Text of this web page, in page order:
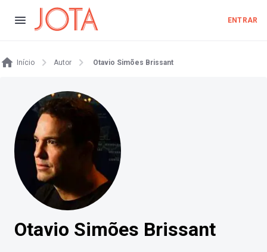
ENTRAR
Início Autor Otavio Simões Brissant
Otavio Simões Brissant